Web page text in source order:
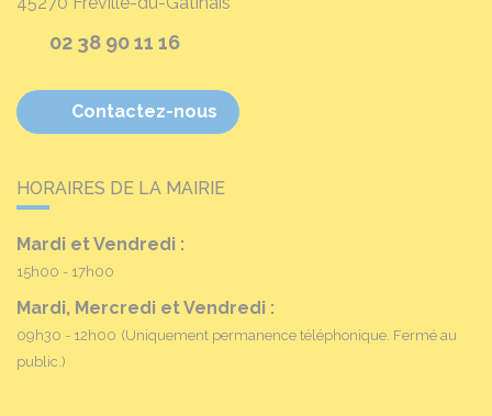
02 38 90 11 16
Contactez-nous
HORAIRES DE LA MAIRIE
Mardi et Vendredi :
15h00 - 17h00
Mardi, Mercredi et Vendredi :
09h30 - 12h00 (Uniquement permanence téléphonique. Fermé au
public.)